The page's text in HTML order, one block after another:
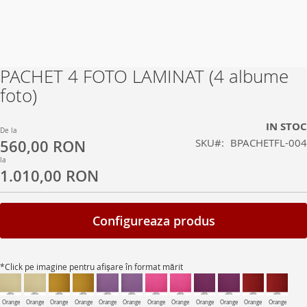
Skip
to
the
of
the
images
gallery
PACHET 4 FOTO LAMINAT (4 albume
foto)
De la
560,00 RON
la
1.010,00 RON
IN STOC
SKU BPACHETFL-004
Configureaza produs
*Click pe imagine pentru afișare în format mărit
Orange
Orange
Orange
Orange
Orange
Orange
Orange
Orange
Orange
Orange
Orange
Orange